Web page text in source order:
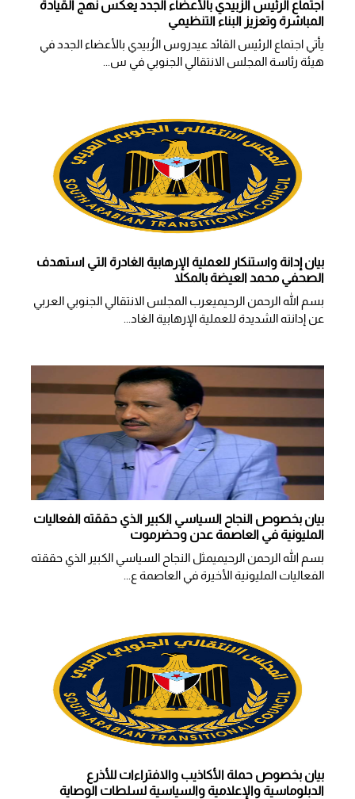
اجتماع الرئيس الزُبيدي بالأعضاء الجدد يعكس نهج القيادة
المباشرة وتعزيز البناء التنظيمي
يأتي اجتماع الرئيس القائد عيدروس الزُبيدي بالأعضاء الجدد في
هيئة رئاسة المجلس الانتقالي الجنوبي في س...
بيان إدانة واستنكار للعملية الإرهابية الغادرة التي استهدف
الصحفي محمد العيضة بالمكلا
بسم الله الرحمن الرحيميعرب المجلس الانتقالي الجنوبي العربي
عن إدانته الشديدة للعملية الإرهابية الغاد...
بيان بخصوص النجاح السياسي الكبير الذي حققته الفعاليات
المليونية في العاصمة عدن وحضرموت
بسم الله الرحمن الرحيميمثل النجاح السياسي الكبير الذي حققته
الفعاليات المليونية الأخيرة في العاصمة ع...
بيان بخصوص حملة الأكاذيب والافتراءات للأذرع
الدبلوماسية والإعلامية والسياسية لسلطات الوصاية